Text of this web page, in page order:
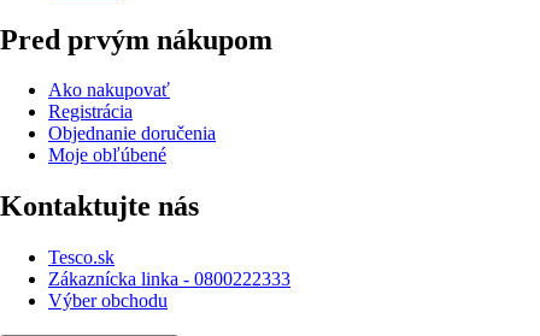
Pred prvým nákupom
Ako nakupovať
Registrácia
Objednanie doručenia
Moje obľúbené
Kontaktujte nás
Tesco.sk
Zákaznícka linka - 0800222333
Výber obchodu